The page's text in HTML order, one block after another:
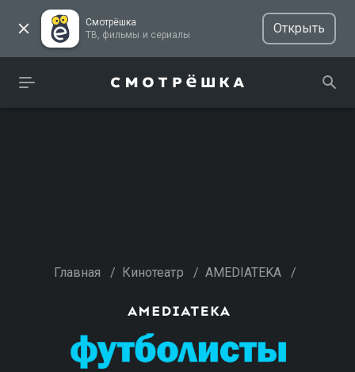
Смотрёшка
ТВ, фильмы и сериалы
Открыть
Главная / Кинотеатр / AMEDIATEKA /